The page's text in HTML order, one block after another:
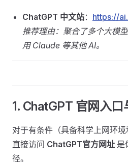
ChatGPT 中文站： https://
推荐理由：聚合了多个大模
用 Claude 等其他 AI。
1. ChatGPT 官网入
对于有条件（具备科学上网环境
直接访问 ChatGPT官方网址 是
径。